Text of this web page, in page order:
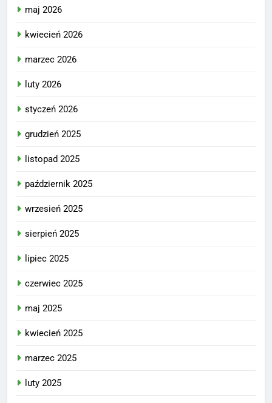
maj 2026
kwiecień 2026
marzec 2026
luty 2026
styczeń 2026
grudzień 2025
listopad 2025
październik 2025
wrzesień 2025
sierpień 2025
lipiec 2025
czerwiec 2025
maj 2025
kwiecień 2025
marzec 2025
luty 2025